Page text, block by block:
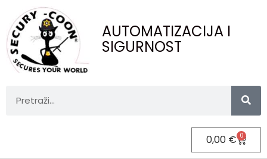
AUTOMATIZACIJA I
SIGURNOST
0,00 € 0